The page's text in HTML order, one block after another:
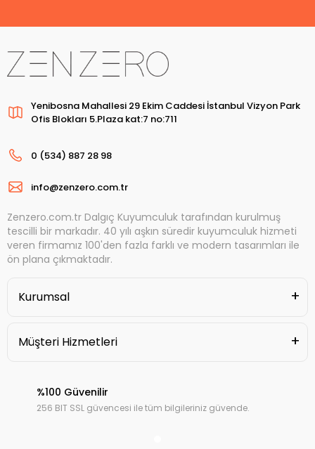
Yenibosna Mahallesi 29 Ekim Caddesi İstanbul Vizyon Park
Ofis Blokları 5.Plaza kat:7 no:711
0 (534) 887 28 98
info@zenzero.com.tr
Zenzero.com.tr Dalgıç Kuyumculuk tarafından kurulmuş
tescilli bir markadır. 40 yılı aşkın süredir kuyumculuk hizmeti
veren firmamız 100'den fazla farklı ve modern tasarımları ile
ön plana çıkmaktadır.
Kurumsal
Müşteri Hizmetleri
%100 Güvenilir
256 BIT SSL güvencesi ile tüm bilgileriniz güvende.